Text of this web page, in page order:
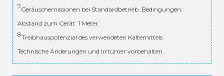
7Geräuschemissionen bei Standardbetrieb. Bedingungen:
Abstand zum Gerät: 1 Meter.
8Treibhauspotenzial des verwendeten Kältemittels
Technische Änderungen und Irrtümer vorbehalten.